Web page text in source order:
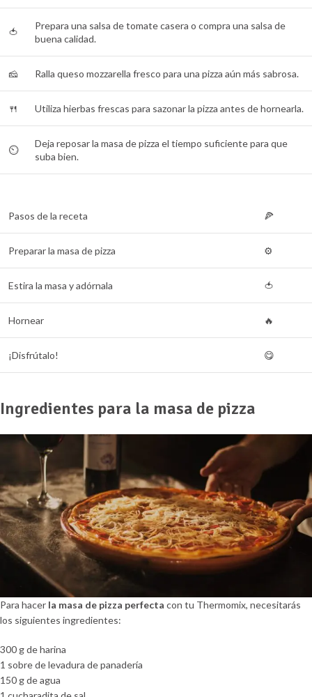
🍅
Prepara una salsa de tomate casera o compra una salsa de
buena calidad.
🧀 Ralla queso mozzarella fresco para una pizza aún más sabrosa.
🍴 Utiliza hierbas frescas para sazonar la pizza antes de hornearla.
⏲️
Deja reposar la masa de pizza el tiempo suficiente para que
suba bien.
Pasos de la receta 🍕
Preparar la masa de pizza ⚙️
Estira la masa y adórnala 🍅
Hornear 🔥
¡Disfrútalo! 😋
Ingredientes para la masa de pizza
Para hacer la masa de pizza perfecta con tu Thermomix, necesitarás
los siguientes ingredientes:
300 g de harina
1 sobre de levadura de panadería
150 g de agua